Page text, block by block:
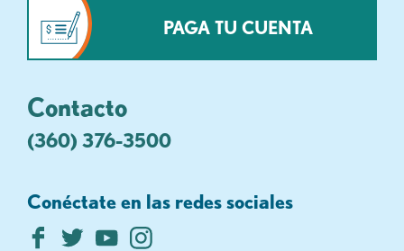
PAGA TU CUENTA
Contacto
(360) 376-3500
Conéctate en las redes sociales